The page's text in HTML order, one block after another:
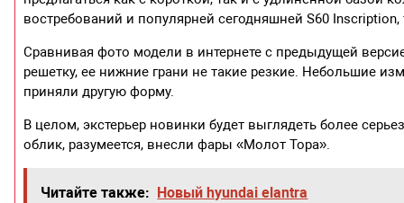
востребований и популярней сегодняшней S60
Сравнивая фото модели в интернете с предыдущей
решетку, ее нижние грани не такие резкие. Небольшие
приняли другую форму.
В целом, экстерьер новинки будет выглядеть более
облик, разумеется, внесли фары «Молот Тора».
Читайте также: Новый hyundai elantra